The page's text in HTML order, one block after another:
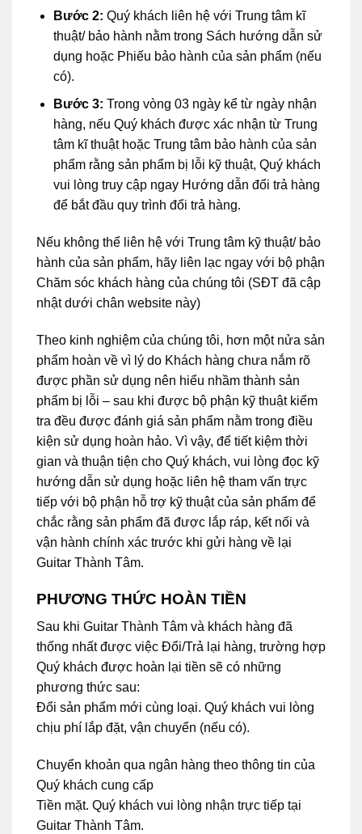
Bước 2: Quý khách liên hệ với Trung tâm kĩ
thuật/ bảo hành nằm trong Sách hướng dẫn sử
dụng hoặc Phiếu bảo hành của sản phẩm (nếu
có).
Bước 3: Trong vòng 03 ngày kể từ ngày nhận
hàng, nếu Quý khách được xác nhận từ Trung
tâm kĩ thuật hoặc Trung tâm bảo hành của sản
phẩm rằng sản phẩm bị lỗi kỹ thuật, Quý khách
vui lòng truy cập ngay Hướng dẫn đổi trả hàng
để bắt đầu quy trình đổi trả hàng.
Nếu không thể liên hệ với Trung tâm kỹ thuật/ bảo
hành của sản phẩm, hãy liên lạc ngay với bộ phận
Chăm sóc khách hàng của chúng tôi (SĐT đã cập
nhật dưới chân website này)
Theo kinh nghiệm của chúng tôi, hơn một nửa sản
phẩm hoàn về vì lý do Khách hàng chưa nắm rõ
được phần sử dụng nên hiểu nhầm thành sản
phẩm bị lỗi – sau khi được bộ phận kỹ thuật kiểm
tra đều được đánh giá sản phẩm nằm trong điều
kiện sử dụng hoàn hảo. Vì vậy, để tiết kiệm thời
gian và thuận tiện cho Quý khách, vui lòng đọc kỹ
hướng dẫn sử dụng hoặc liên hệ tham vấn trực
tiếp với bộ phận hỗ trợ kỹ thuật của sản phẩm để
chắc rằng sản phẩm đã được lắp ráp, kết nối và
vận hành chính xác trước khi gửi hàng về lại
Guitar Thành Tâm.
PHƯƠNG THỨC HOÀN TIỀN
Sau khi Guitar Thành Tâm và khách hàng đã
thống nhất được việc Đổi/Trả lại hàng, trường hợp
Quý khách được hoàn lại tiền sẽ có những
phương thức sau:
Đổi sản phẩm mới cùng loại. Quý khách vui lòng
chịu phí lắp đặt, vận chuyển (nếu có).
Chuyển khoản qua ngân hàng theo thông tin của
Quý khách cung cấp
Tiền mặt. Quý khách vui lòng nhận trực tiếp tại
Guitar Thành Tâm.